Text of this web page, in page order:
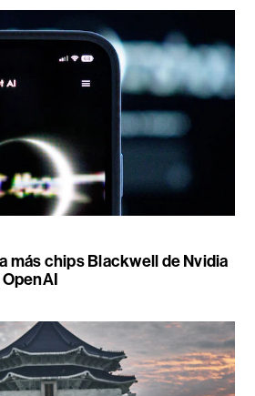
más chips Blackwell de Nvidia